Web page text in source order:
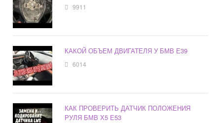
9911
КАКОЙ ОБЪЕМ ДВИГАТЕЛЯ У БМВ Е39
6014
КАК ПРОВЕРИТЬ ДАТЧИК ПОЛОЖЕНИЯ
РУЛЯ БМВ Х5 Е53